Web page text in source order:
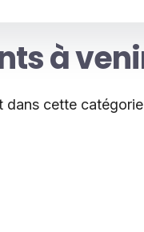
à
dans cette